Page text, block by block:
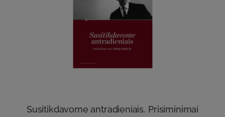
Susitikdavome antradieniais. Prisiminimai